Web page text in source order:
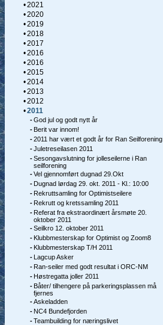
•2021
•2020
•2019
•2018
•2017
•2016
•2016
•2015
•2014
•2013
•2012
•2011
-God jul og godt nytt år
-Berit var innom!
-2011 har vært et godt år for Ran Seilforening
-Juletreseilasen 2011
-Sesongavslutning for jolleseilerne i Ran
seilforening
-Vel gjennomført dugnad 29.Okt
-Dugnad lørdag 29. okt. 2011 - Kl.: 10:00
-Rekruttsamling for Optimistseilere
-Rekrutt og kretssamling 2011
-Referat fra ekstraordinært årsmøte 20.
oktober 2011
-Seilkro 12. oktober 2011
-Klubbmesterskap for Optimist og Zoom8
-Klubbmesterskap T/H 2011
-Lagcup Asker
-Ran-seiler med godt resultat i ORC-NM
-Høstregatta joller 2011
-Båter/ tilhengere på parkeringsplassen må
fjernes
-Askeladden
-NC4 Bundefjorden
-Teambuilding for næringslivet